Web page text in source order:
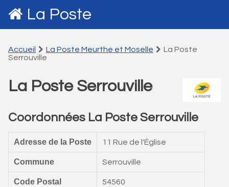
La Poste
Accueil La Poste Meurthe et Moselle
La Poste
Serrouville
La Poste Serrouville
Coordonnées La Poste Serrouville
Adresse de la Poste 11 Rue de l'Église
Commune Serrouville
Code Postal 54560